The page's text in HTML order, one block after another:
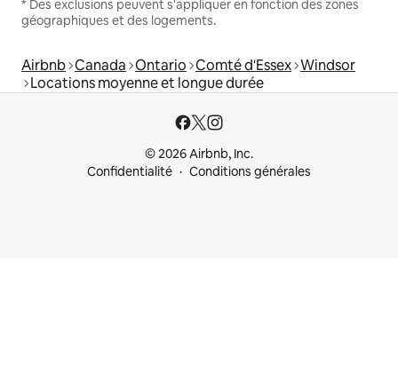
* Des exclusions peuvent s'appliquer en fonction des zones
géographiques et des logements.
Airbnb Canada Ontario Comté d'Essex Windsor
Locations moyenne et longue durée
© 2026 Airbnb, Inc.
Confidentialité
Conditions générales